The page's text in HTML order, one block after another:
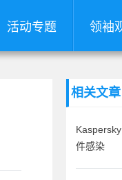
活动专题 领袖
相关文章
件感染